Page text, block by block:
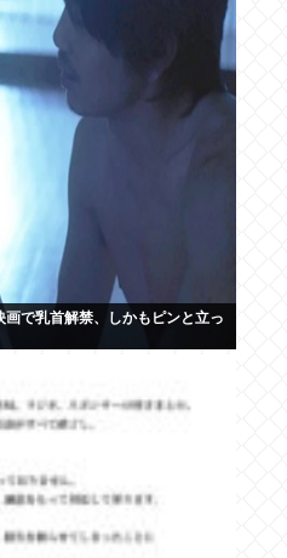
画で乳首解禁、しかもピンと立っ